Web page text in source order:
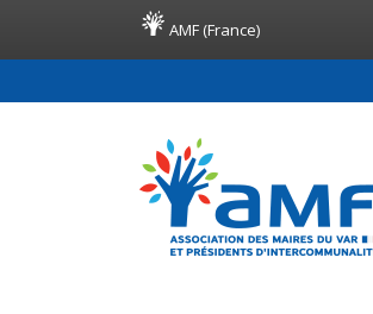
AMF (France)